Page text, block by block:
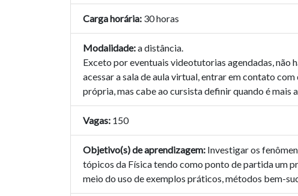
Carga horária: 30 horas
Modalidade:a distância.
Exceto por eventuais videotutorias agendadas, não
acessar a sala de aula virtual, entrar em contato
própria, mas cabe ao cursista definir quando é
Vagas: 150
Objetivo(s) de aprendizagem: Investigar os
tópicos da Física tendo como ponto de partida um
meio do uso de exemplos práticos, métodos bem-